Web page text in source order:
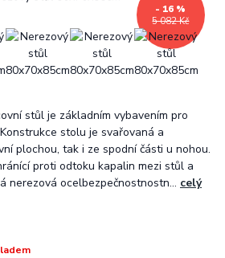
5 082 Kč
- 16 %
stůl je základním vybavením pro
stolu je svařovaná a
plochou, tak i ze spodní části u nohou.
proti odtoku kapalin mezi stůl a
nerezová ocelbezpečnostnostn... celý